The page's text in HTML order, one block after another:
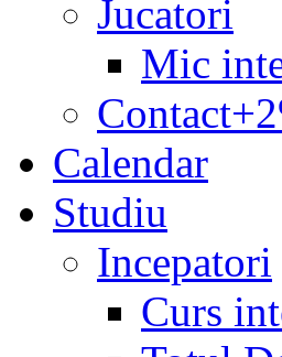
Jucatori
Mic
Calendar
Studiu
Incepatori
Curs